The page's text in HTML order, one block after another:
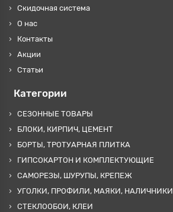
Скидочная система
О нас
Контакты
Акции
Статьи
Категории
СЕЗОННЫЕ ТОВАРЫ
БЛОКИ, КИРПИЧ, ЦЕМЕНТ
БОРТЫ, ТРОТУАРНАЯ ПЛИТКА
ГИПСОКАРТОН И КОМПЛЕКТУЮЩИЕ
САМОРЕЗЫ, ШУРУПЫ, КРЕПЕЖ
УГОЛКИ, ПРОФИЛИ, МАЯКИ, НАЛИЧНИКИ
СТЕКЛООБОИ, КЛЕИ